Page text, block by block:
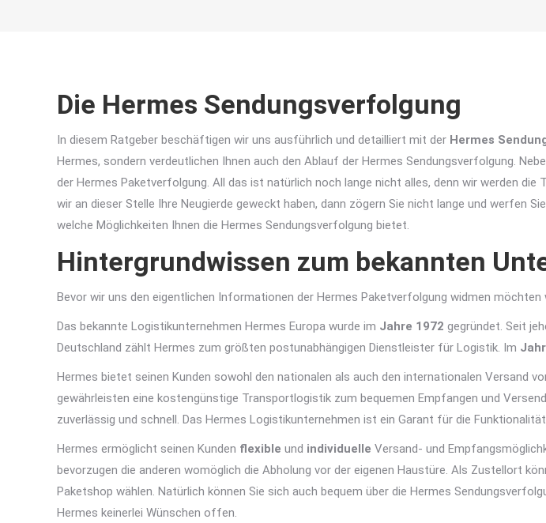
Die Hermes Sendungsverfolgung
In diesem Ratgeber beschäftigen wir uns ausführlich und detailliert mit der Hermes
Hermes, sondern verdeutlichen Ihnen auch den Ablauf der Hermes Sendungsverfolgung.
der Hermes Paketverfolgung. All das ist natürlich noch lange nicht alles, denn wir werden
wir an dieser Stelle Ihre Neugierde geweckt haben, dann zögern Sie nicht lange und werfen
welche Möglichkeiten Ihnen die Hermes Sendungsverfolgung bietet.
Hintergrundwissen zum bekannten
Bevor wir uns den eigentlichen Informationen der Hermes Paketverfolgung widmen möchten
Das bekannte Logistikunternehmen Hermes Europa wurde im Jahre 1972 gegründet. Seit
Deutschland zählt Hermes zum größten postunabhängigen Dienstleister für Logistik. Im
Hermes bietet seinen Kunden sowohl den nationalen als auch den internationalen Versand
gewährleisten eine kostengünstige Transportlogistik zum bequemen Empfangen und
zuverlässig und schnell. Das Hermes Logistikunternehmen ist ein Garant für die
Hermes ermöglicht seinen Kunden flexible und individuelle Versand- und
bevorzugen die anderen womöglich die Abholung vor der eigenen Haustüre. Als Zustellort
Paketshop wählen. Natürlich können Sie sich auch bequem über die Hermes
Hermes keinerlei Wünschen offen.